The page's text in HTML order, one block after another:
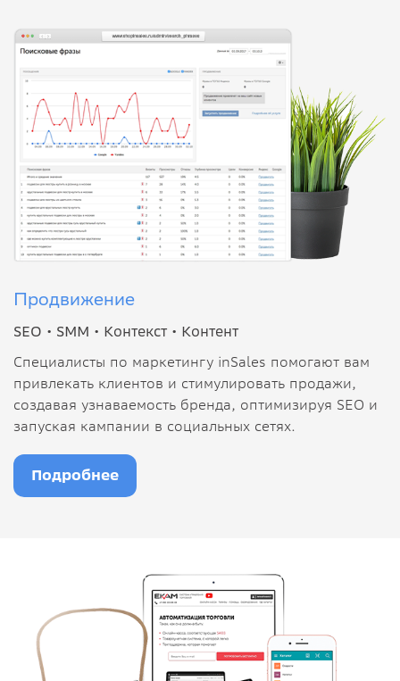
Продвижение
SEO • SMM • Контекст • Контент
Специалисты по маркетингу inSales помогают вам
привлекать клиентов и стимулировать продажи,
создавая узнаваемость бренда, оптимизируя SEO и
запуская кампании в социальных сетях.
Подробнее